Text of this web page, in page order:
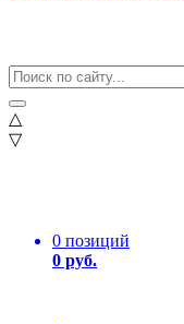
△
▽
0 позиций
0 руб.